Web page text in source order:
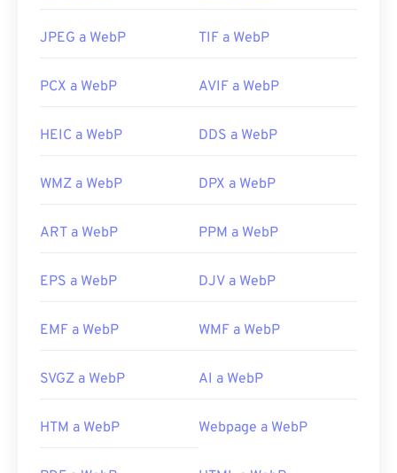
JPEG a WebP TIF a WebP
PCX a WebP AVIF a WebP
HEIC a WebP DDS a WebP
WMZ a WebP DPX a WebP
ART a WebP PPM a WebP
EPS a WebP DJV a WebP
EMF a WebP WMF a WebP
SVGZ a WebP AI a WebP
HTM a WebP Webpage a WebP